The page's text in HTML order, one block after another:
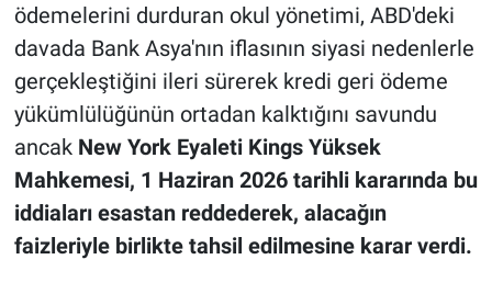
ödemelerini durduran okul yönetimi, ABD'deki
davada Bank Asya'nın iflasının siyasi nedenlerle
gerçekleştiğini ileri sürerek kredi geri ödeme
yükümlülüğünün ortadan kalktığını savundu
ancak New York Eyaleti Kings Yüksek
Mahkemesi, 1 Haziran 2026 tarihli kararında bu
iddiaları esastan reddederek, alacağın
faizleriyle birlikte tahsil edilmesine karar verdi.